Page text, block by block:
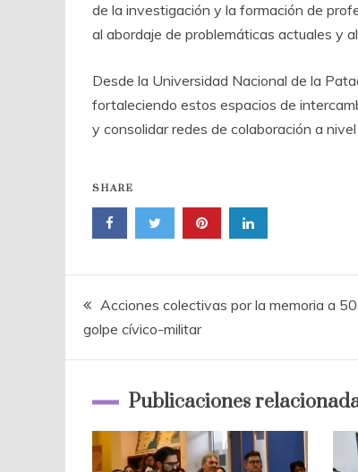
de la investigación y la formación de
al abordaje de problemáticas actuales y
Desde la Universidad Nacional de la
fortaleciendo estos espacios de
y consolidar redes de colaboración a
SHARE
Navegación
de
entradas
Acciones colectivas por la memoria a
golpe cívico-militar
Publicaciones